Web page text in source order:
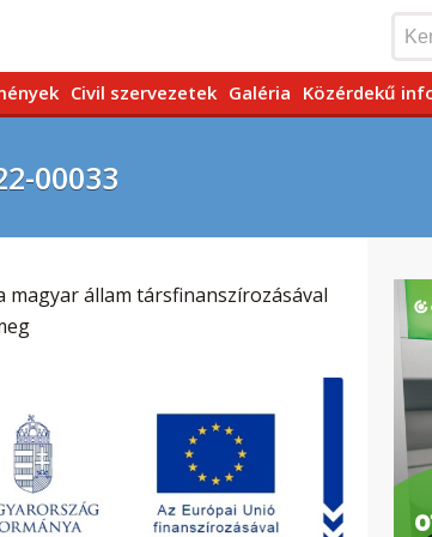
Civil szervezetek Galéria Közérdekű
00033
állam társfinanszírozásával